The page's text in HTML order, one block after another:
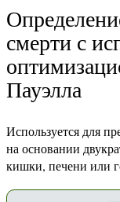
смерти с
Пауэлла
Используется для
на основании
кишки, печени или